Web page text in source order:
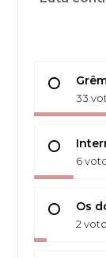
33
6
Os
2